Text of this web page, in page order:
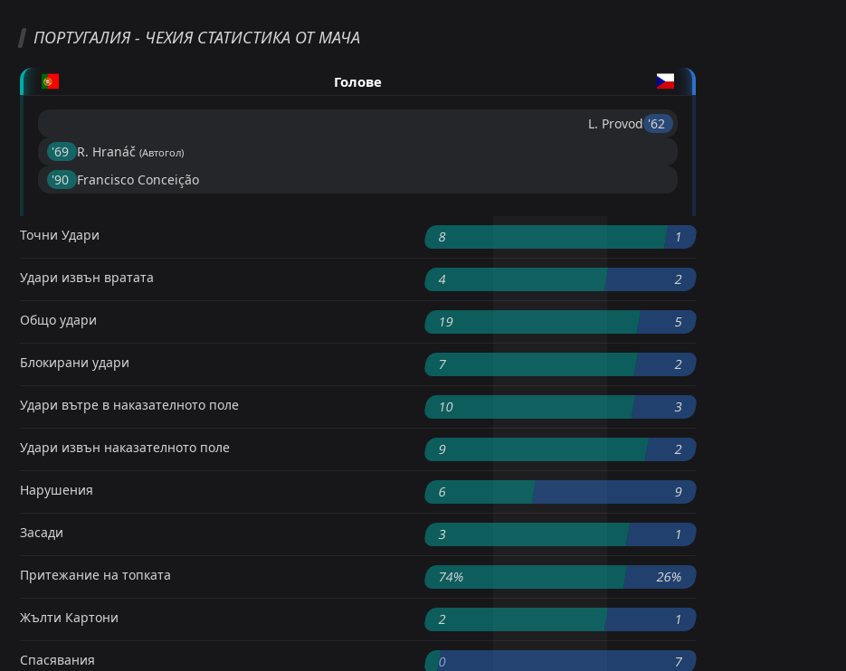
ПОРТУГАЛИЯ - ЧЕХИЯ СТАТИСТИКА ОТ МАЧА
Голове
L. Provod '62 ︎
'69 ︎ R. Hranáč (Автогол)
'90 ︎ Francisco Conceição
Точни Удари 8 1
Удари извън вратата 4 2
Общо удари 19 5
Блокирани удари 7 2
Удари вътре в наказателното поле 10 3
Удари извън наказателното поле 9 2
Нарушения 6 9
Засади 3 1
Притежание на топката 74% 26%
Жълти Картони 2 1
Спасявания 0 7